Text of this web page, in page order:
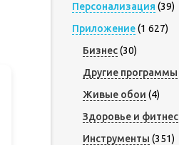
Персонализация (39)
Приложение(1 627)
Бизнес(30)
Другие программы
Живые обои (4)
Здоровье и фитнес
Инструменты (351)